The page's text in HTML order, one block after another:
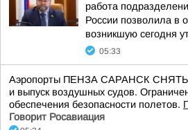
работа
России позволила в
возникшую сегодня
05:33
Аэропорты ПЕНЗА САРАНСК СНЯТЫ
и выпуск воздушных судов.
обеспечения безопасности полетов.
Говорит Росавиация